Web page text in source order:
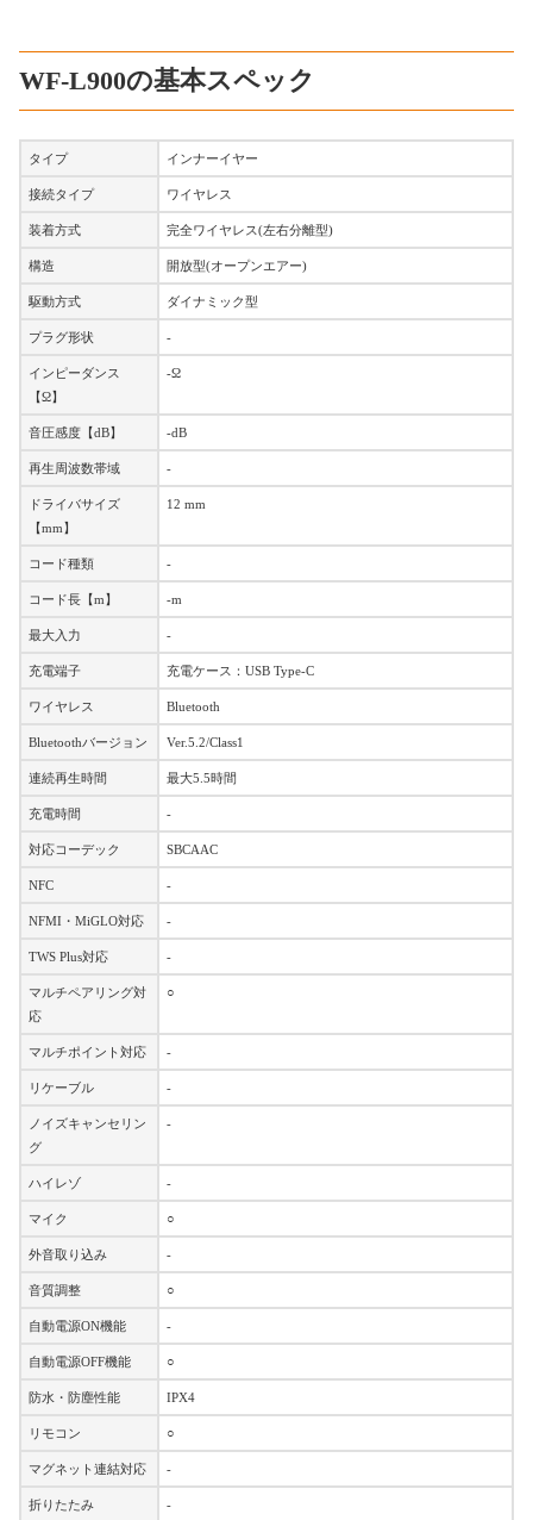
WF-L900の基本スペック
タイプ インナーイヤー
接続タイプ ワイヤレス
装着方式 完全ワイヤレス(左右分離型)
構造 開放型(オープンエアー)
駆動方式 ダイナミック型
プラグ形状 -
インピーダンス
【Ω】
-Ω
音圧感度【dB】 -dB
再生周波数帯域 -
ドライバサイズ
【mm】
12 mm
コード種類 -
コード長【m】 -m
最大入力 -
充電端子 充電ケース：USB Type-C
ワイヤレス Bluetooth
Bluetoothバージョン Ver.5.2/Class1
連続再生時間 最大5.5時間
充電時間 -
対応コーデック SBCAAC
NFC -
NFMI・MiGLO対応 -
TWS Plus対応 -
マルチペアリング対
応
○
マルチポイント対応 -
リケーブル -
ノイズキャンセリン
グ
-
ハイレゾ -
マイク ○
外音取り込み -
音質調整 ○
自動電源ON機能 -
自動電源OFF機能 ○
防水・防塵性能 IPX4
リモコン ○
マグネット連結対応 -
折りたたみ -